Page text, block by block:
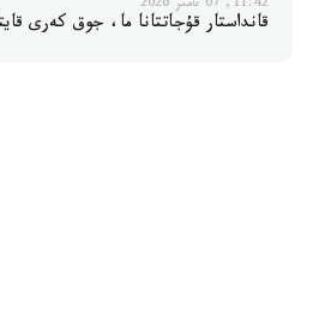
11:42, 07 تامىز 2026
قانداستار قۇجاتتانا ما، جوق كەرى